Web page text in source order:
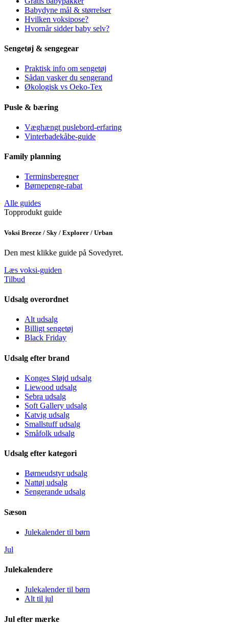
Babydyne mål & størrelser
Hvilken voksipose?
Hvornår sidder baby selv?
Sengetøj & sengegear
Praktisk info om sengetøj
Sådan vasker du sengerand
Økologisk vs Oeko-Tex
Pusle & bæring
Væghængt puslebord-erfaring
Vinterbadekåbe-guide
Family planning
Terminsberegner
Børnepenge-rabat
Alle guides
Topprodukt guide
Voksi Breeze / Sky / Explorer / Urban
Den mest klikke guide på Sovedyret.
Læs voksi-guiden
Tilbud
Udsalg overordnet
Alt udsalg
Billigt sengetøj
Black Friday
Udsalg efter brand
Konges Sløjd udsalg
Liewood udsalg
Sebra udsalg
Soft Gallery udsalg
Katvig udsalg
Smallstuff udsalg
Småfolk udsalg
Udsalg efter kategori
Børneudstyr udsalg
Nattøj udsalg
Sengerande udsalg
Sæson
Julekalender til børn
Jul
Julekalendere
Julekalender til børn
Alt til jul
Jul efter mærke